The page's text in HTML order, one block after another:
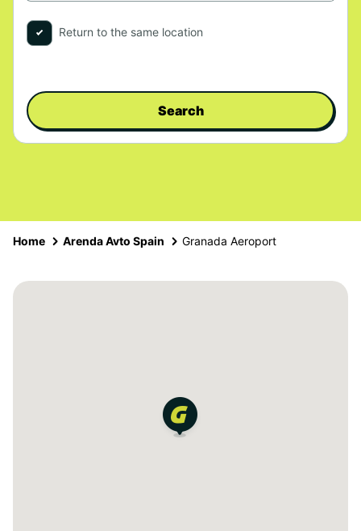
Return to the same location
Search
Home Arenda Avto Spain Granada Aeroport